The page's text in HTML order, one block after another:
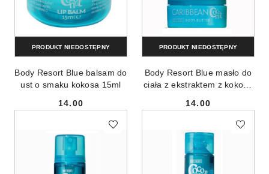
Body Resort Blue balsam do
ust o smaku kokosa 15ml
Cena:
14.00
PRODUKT NIEDOSTĘPNY
Body Resort Blue masło do
ciała z ekstraktem z kokosa
Cena:
14.00
PRODUKT NIEDOSTĘPNY